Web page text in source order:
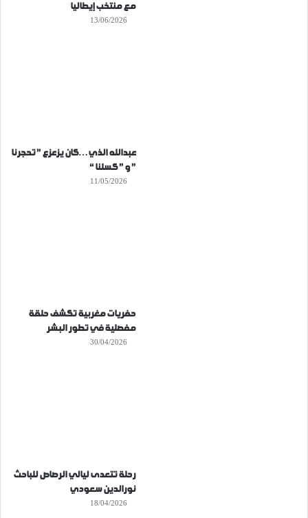
مع منتخب إيطاليا
13/06/2026
عبدالله الذي…كان يزعزع ” تحجرنا
” و ” كسلنا “
11/05/2026
حفريات مغربية تكشف حلقة
مفصلية في تطور البشر
30/04/2026
رحلة تتعدى ليالي الرصاص للباحث
نورالدين سعودي
18/04/2026